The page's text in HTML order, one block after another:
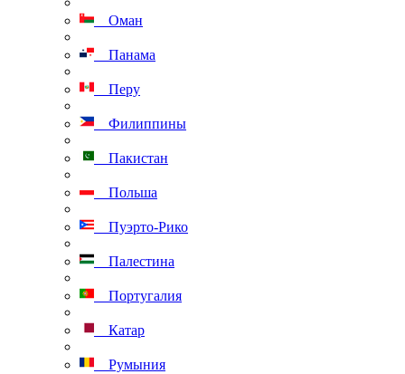
Оман
Панама
Перу
Филиппины
Пакистан
Польша
Пуэрто-Рико
Палестина
Португалия
Катар
Румыния